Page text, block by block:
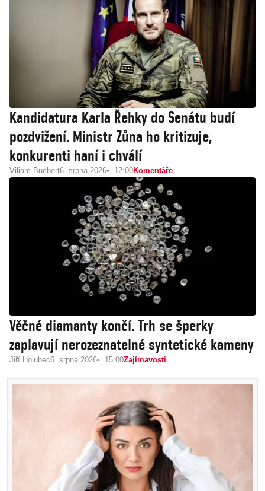
Kandidatura Karla Řehky do Senátu budí
pozdvižení. Ministr Zůna ho kritizuje,
konkurenti haní i chválí
Viliam Buchert6. srpna 2026 12:00Komentáře
Věčné diamanty končí. Trh se šperky
zaplavují nerozeznatelné syntetické kameny
Jiří Holubec6. srpna 2026 15:00Zajímavosti